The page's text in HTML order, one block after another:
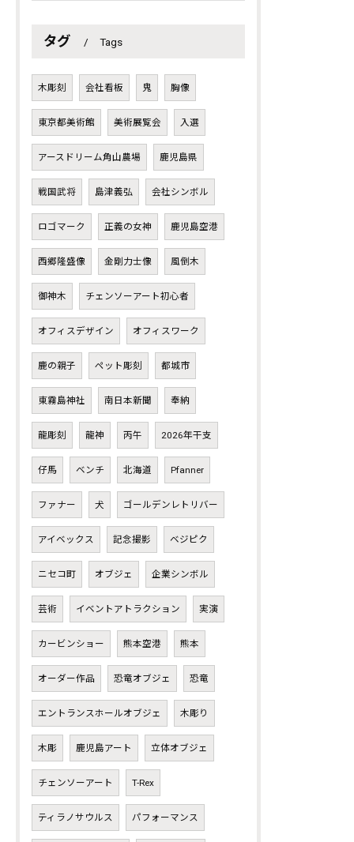
タグ Tags
木彫刻 会社看板 鬼 胸像
東京都美術館 美術展覧会 入選
アースドリーム角山農場 鹿児島県
戦国武将 島津義弘 会社シンボル
ロゴマーク 正義の女神 鹿児島空港
西郷隆盛像 金剛力士像 風倒木
御神木 チェンソーアート初心者
オフィスデザイン オフィスワーク
鹿の親子 ペット彫刻 都城市
東霧島神社 南日本新聞 奉納
龍彫刻 龍神 丙午 2026年干支
仔馬 ベンチ 北海道 Pfanner
ファナー 犬 ゴールデンレトリバー
アイベックス 記念撮影 ベジピク
ニセコ町 オブジェ 企業シンボル
芸術 イベントアトラクション 実演
カービンショー 熊本空港 熊本
オーダー作品 恐竜オブジェ 恐竜
エントランスホールオブジェ 木彫り
木彫 鹿児島アート 立体オブジェ
チェンソーアート T-Rex
ティラノサウルス パフォーマンス